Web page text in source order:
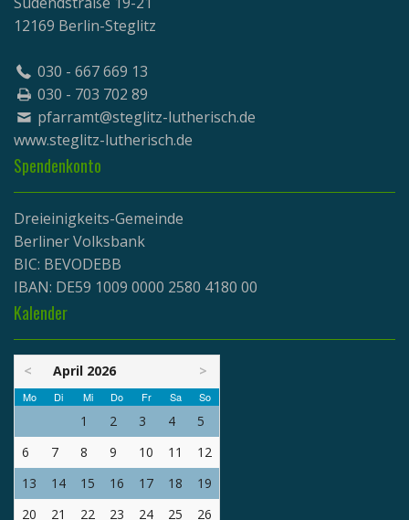
12169 Berlin-Steglitz
030 - 667 669 13
030 - 703 702 89
pfarramt@steglitz-lutherisch.de
www.steglitz-lutherisch.de
Spendenkonto
Dreieinigkeits-Gemeinde
Berliner Volksbank
BIC: BEVODEBB
IBAN: DE59 1009 0000 2580 4180 00
Kalender
< April 2026 >
Mo Di Mi Do Fr Sa So
1 2 3 4
5
6
7 8 9 10 11
12
13
14 15 16 17 18
19
20
21 22 23 24 25 26